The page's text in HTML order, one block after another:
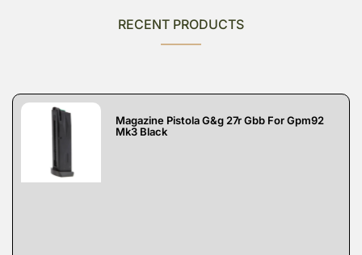
RECENT PRODUCTS
Magazine Pistola G&g 27r Gbb For Gpm92
Mk3 Black